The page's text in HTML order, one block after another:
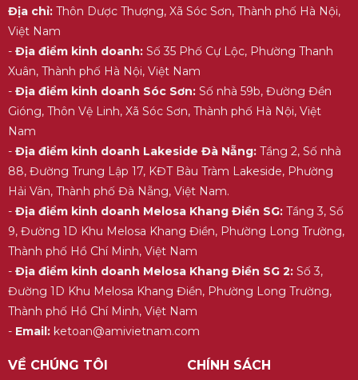
Địa chỉ:Thôn Dược Thượng, Xã Sóc Sơn, Thành phố Hà Nội,
Việt Nam
- Địa điểm kinh doanh:Số 35 Phố Cự Lộc, Phường Thanh
Xuân, Thành phố Hà Nội, Việt Nam
- Địa điểm kinh doanh Sóc Sơn:Số nhà 59b, Đường Đền
Gióng, Thôn Vệ Linh, Xã Sóc Sơn, Thành phố Hà Nội, Việt
Nam
- Địa điểm kinh doanh Lakeside Đà Nẵng:Tầng 2, Số nhà
88, Đường Trung Lập 17, KĐT Bàu Tràm Lakeside, Phường
Hải Vân, Thành phố Đà Nẵng, Việt Nam.
- Địa điểm kinh doanh Melosa Khang Điền SG:Tầng 3, Số
9, Đường 1D Khu Melosa Khang Điền, Phường Long Trường,
Thành phố Hồ Chí Minh, Việt Nam
- Địa điểm kinh doanh Melosa Khang Điền SG 2:Số 3,
Đường 1D Khu Melosa Khang Điền, Phường Long Trường,
Thành phố Hồ Chí Minh, Việt Nam
- Email:ketoan@amivietnam.com
VỀ CHÚNG TÔI CHÍNH SÁCH